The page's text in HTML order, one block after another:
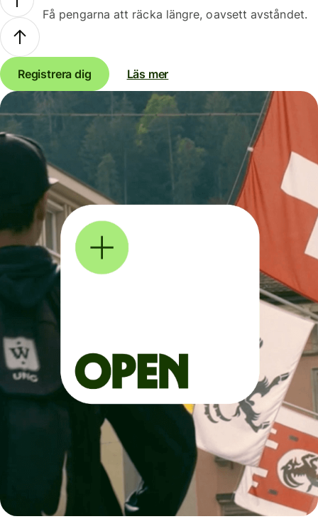
Få pengarna att räcka längre, oavsett avståndet.
Registrera dig Läs mer